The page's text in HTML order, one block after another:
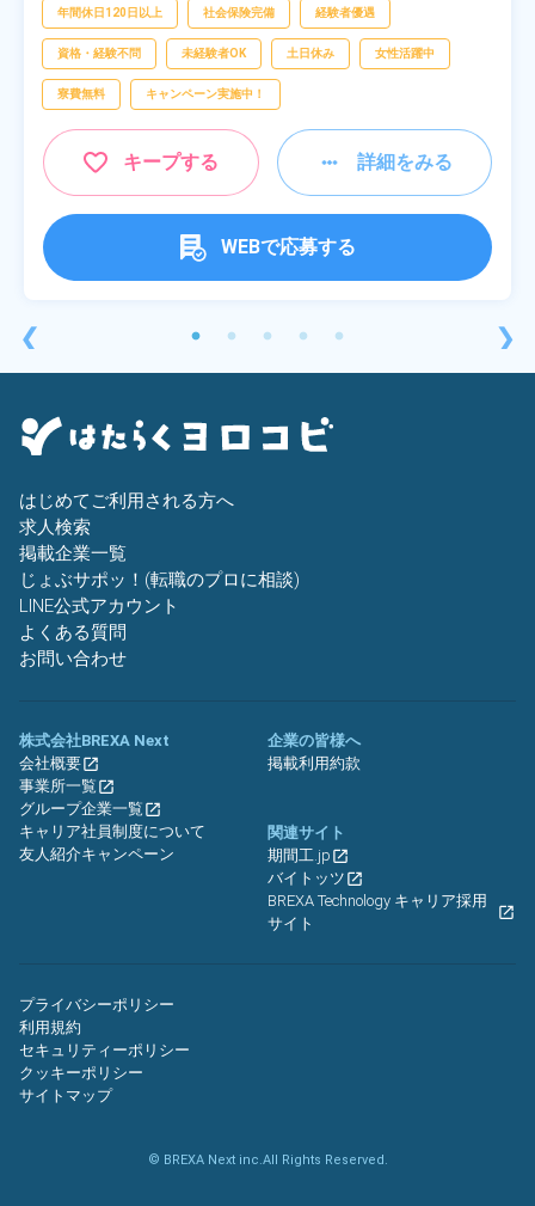
❮
年間休日120日以上 社会保険完備 経験者優遇
資格・経験不問 未経験者OK 土日休み 女性活躍中
寮費無料 キャンペーン実施中！
キープする 詳細をみる
WEBで応募する
❯
はじめてご利用される方へ
求人検索
掲載企業一覧
じょぶサポッ！(転職のプロに相談)
LINE公式アカウント
よくある質問
お問い合わせ
株式会社BREXA Next
会社概要
事業所一覧
グループ企業一覧
キャリア社員制度について
友人紹介キャンペーン
企業の皆様へ
掲載利用約款
関連サイト
期間工.jp
バイトッツ
BREXA Technology キャリア採用
サイト
プライバシーポリシー
利用規約
セキュリティーポリシー
クッキーポリシー
サイトマップ
© BREXA Next inc.All Rights Reserved.